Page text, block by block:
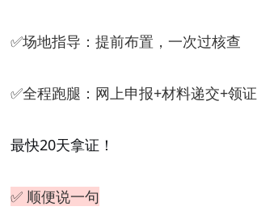
✅场地指导 ：提前布置，一次过核查
✅全程跑腿 ：网上申报+材料递交+领证
最快20天拿证！
✅ 顺便说一句